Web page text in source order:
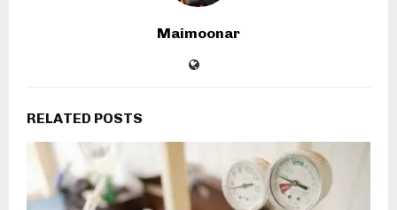
Maimoonar
RELATED POSTS